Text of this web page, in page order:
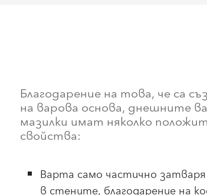
Благодарение на това, че са
на варова основа, днешните
мазилки имат няколко
свойства:
Варта само частично
в стените, благодарение на